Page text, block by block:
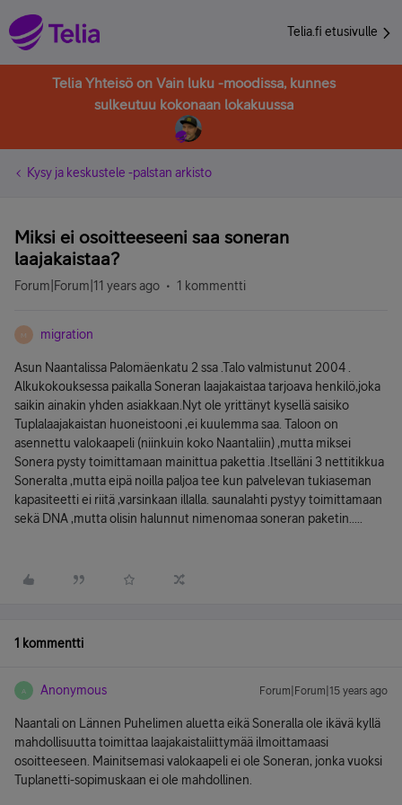
Telia.fi etusivulle
Telia Yhteisö on Vain luku -moodissa, kunnes
sulkeutuu kokonaan lokakuussa
Kysy ja keskustele -palstan arkisto
Miksi ei osoitteeseeni saa soneran
laajakaistaa?
Forum|Forum|11 years ago 1 kommentti
M migration
Asun Naantalissa Palomäenkatu 2 ssa .Talo valmistunut 2004 .
Alkukokouksessa paikalla Soneran laajakaistaa tarjoava henkilö,joka
saikin ainakin yhden asiakkaan.Nyt ole yrittänyt kysellä saisiko
Tuplalaajakaistan huoneistooni ,ei kuulemma saa. Taloon on
asennettu valokaapeli (niinkuin koko Naantaliin) ,mutta miksei
Sonera pysty toimittamaan mainittua pakettia .Itselläni 3 nettitikkua
Soneralta ,mutta eipä noilla paljoa tee kun palvelevan tukiaseman
kapasiteetti ei riitä ,varsinkaan illalla. saunalahti pystyy toimittamaan
sekä DNA ,mutta olisin halunnut nimenomaa soneran paketin.....
1 kommentti
A Anonymous Forum|Forum|15 years ago
Naantali on Lännen Puhelimen aluetta eikä Soneralla ole ikävä kyllä
mahdollisuutta toimittaa laajakaistaliittymää ilmoittamaasi
osoitteeseen. Mainitsemasi valokaapeli ei ole Soneran, jonka vuoksi
Tuplanetti-sopimuskaan ei ole mahdollinen.